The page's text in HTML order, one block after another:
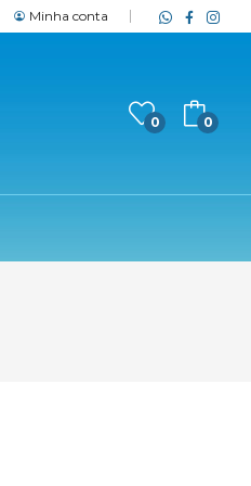
Minha conta
0 0